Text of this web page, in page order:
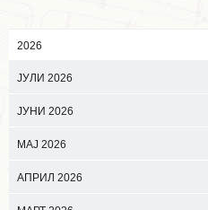
2026
ЈУЛИ 2026
ЈУНИ 2026
МАЈ 2026
АПРИЛ 2026